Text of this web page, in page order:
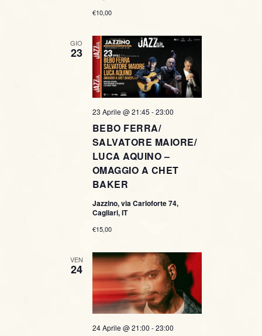
€10,00
GIO
23
BEBO FERRA/
SALVATORE MAIORE/
LUCA AQUINO –
OMAGGIO A CHET
BAKER
23 Aprile @ 21:45 -23:00
Jazzino, via Carloforte 74,
Cagliari, IT
€15,00
VEN
24
24 Aprile @ 21:00 -23:00